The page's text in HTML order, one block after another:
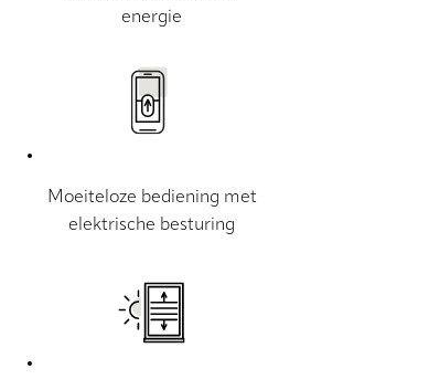
energie
Moeiteloze bediening met
elektrische besturing